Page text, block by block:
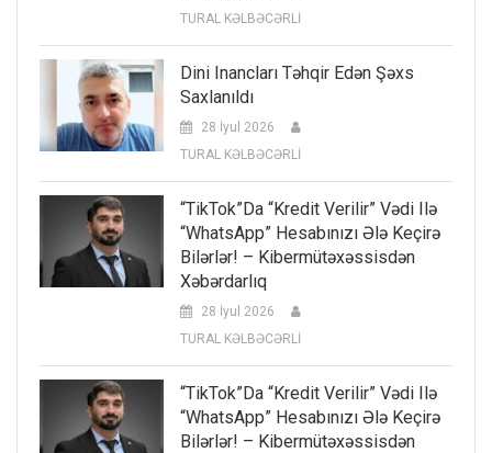
TURAL KƏLBƏCƏRLİ
Dini Inancları Təhqir Edən Şəxs
Saxlanıldı
28 İyul 2026
TURAL KƏLBƏCƏRLİ
“TikTok”da “kredit Verilir” Vədi Ilə
“WhatsApp” Hesabınızı Ələ Keçirə
Bilərlər! – Kibermütəxəssisdən
Xəbərdarlıq
28 İyul 2026
TURAL KƏLBƏCƏRLİ
“TikTok”da “kredit Verilir” Vədi Ilə
“WhatsApp” Hesabınızı Ələ Keçirə
Bilərlər! – Kibermütəxəssisdən